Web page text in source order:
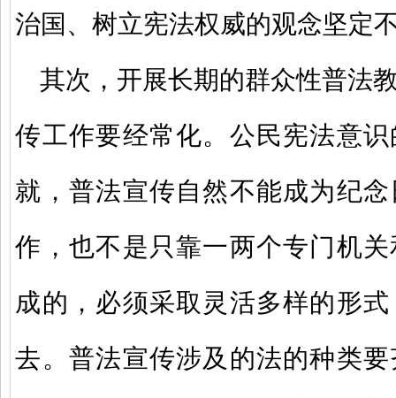
治国、树立宪法权威的观念坚定
其次，开展长期的群众性普法
传工作要经常化。公民宪法意
就，普法宣传自然不能成为纪
作，也不是只靠一两个专门机
成的，必须采取灵活多样的形
去。普法宣传涉及的法的种类